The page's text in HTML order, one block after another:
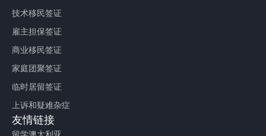
技术移民签证
雇主担保签证
商业移民签证
家庭团聚签证
临时居留签证
上诉和疑难杂症
友情链接
留学澳大利亚